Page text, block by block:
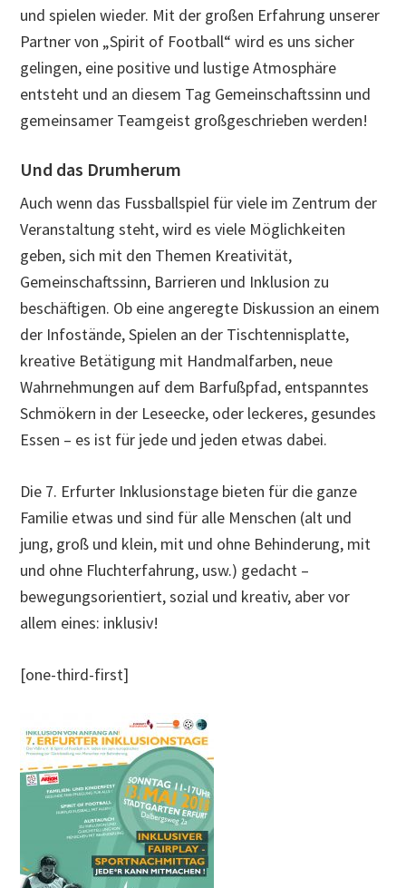
und spielen wieder. Mit der großen Erfahrung unserer
Partner von „Spirit of Football“ wird es uns sicher
gelingen, eine positive und lustige Atmosphäre
entsteht und an diesem Tag Gemeinschaftssinn und
gemeinsamer Teamgeist großgeschrieben werden!
Und das Drumherum
Auch wenn das Fussballspiel für viele im Zentrum der
Veranstaltung steht, wird es viele Möglichkeiten
geben, sich mit den Themen Kreativität,
Gemeinschaftssinn, Barrieren und Inklusion zu
beschäftigen. Ob eine angeregte Diskussion an einem
der Infostände, Spielen an der Tischtennisplatte,
kreative Betätigung mit Handmalfarben, neue
Wahrnehmungen auf dem Barfußpfad, entspanntes
Schmökern in der Leseecke, oder leckeres, gesundes
Essen – es ist für jede und jeden etwas dabei.
Die 7. Erfurter Inklusionstage bieten für die ganze
Familie etwas und sind für alle Menschen (alt und
jung, groß und klein, mit und ohne Behinderung, mit
und ohne Fluchterfahrung, usw.) gedacht –
bewegungsorientiert, sozial und kreativ, aber vor
allem eines: inklusiv!
[one-third-first]